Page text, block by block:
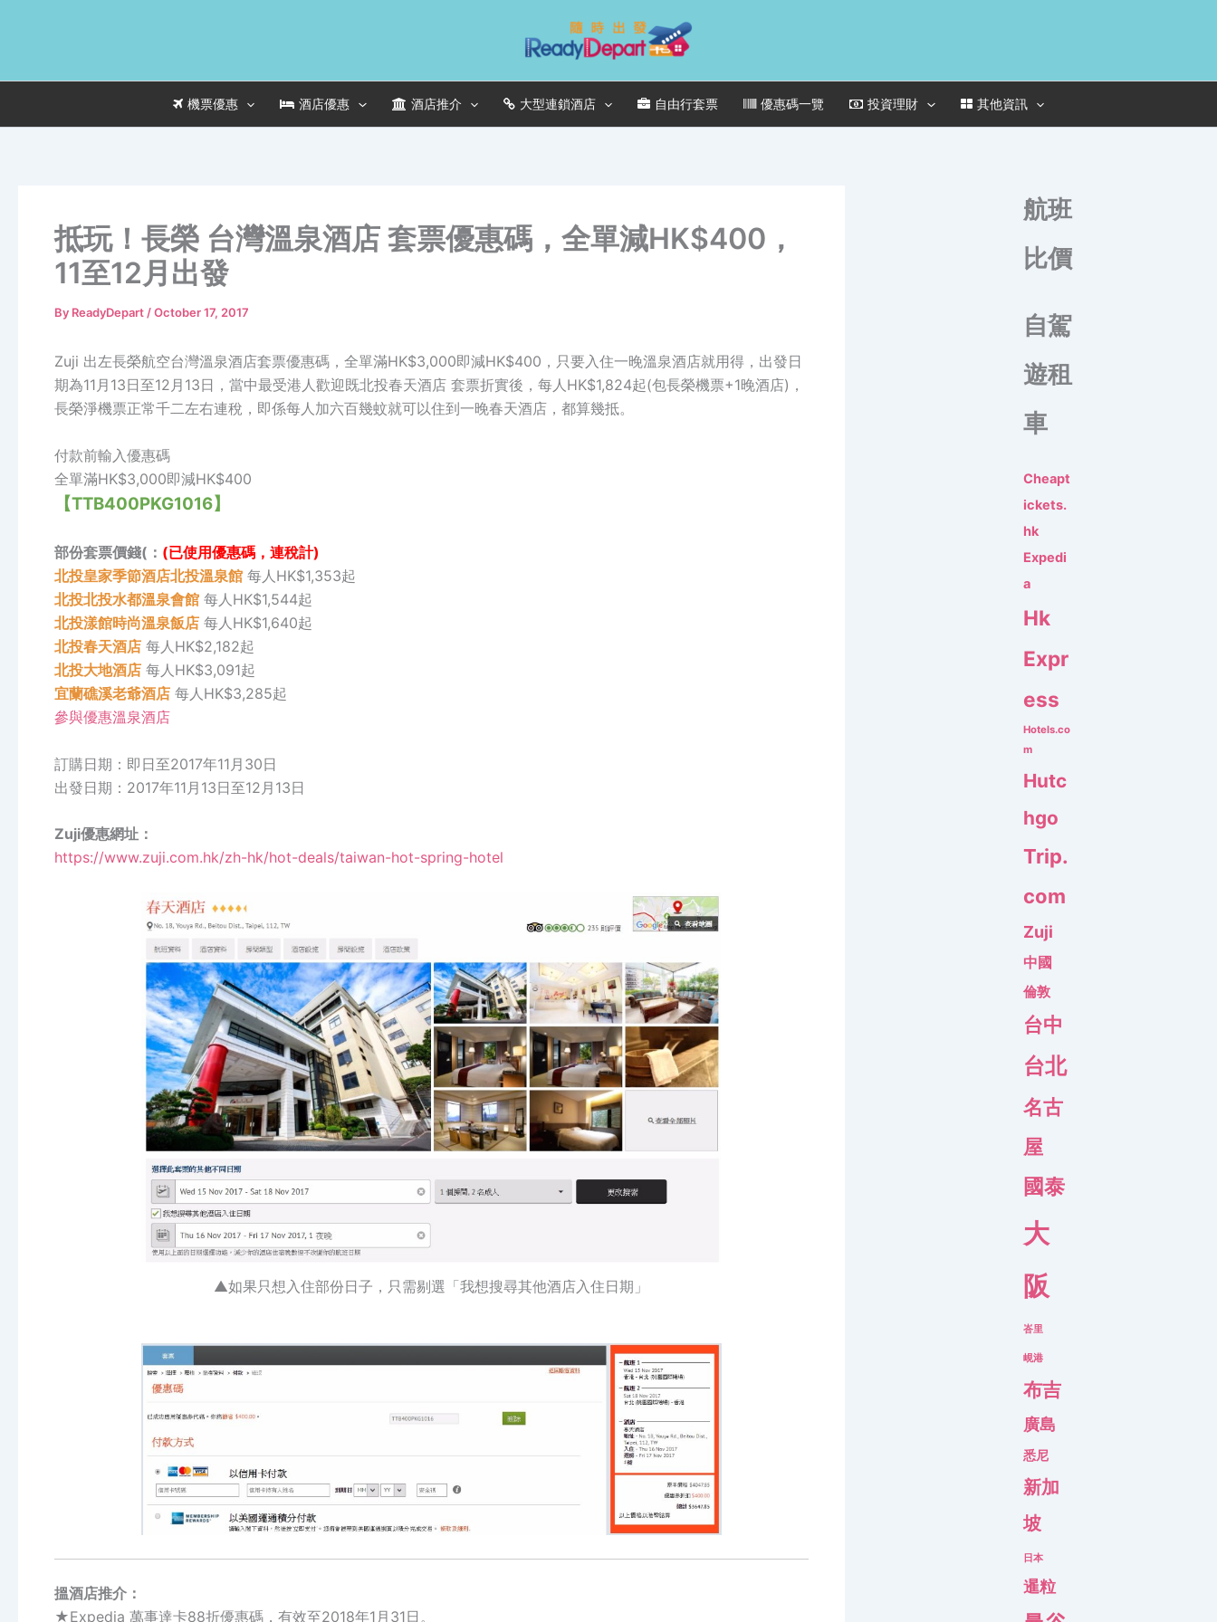
機票優惠 酒店優惠 酒店推介 大型連鎖酒店 自由行套票 優惠碼一覽 投資理財 其他資訊
抵玩！長榮 台灣溫泉酒店 套票優惠碼，全單減HK$400，
11至12月出發
By ReadyDepart /October 17, 2017
Zuji 出左長榮航空台灣溫泉酒店套票優惠碼，全單滿HK$3,000即減HK$400，只要入住一晚溫泉酒店就用得，出發日
期為11月13日至12月13日，當中最受港人歡迎既北投春天酒店 套票折實後，每人HK$1,824起(包長榮機票+1晚酒店)，
長榮淨機票正常千二左右連稅，即係每人加六百幾蚊就可以住到一晚春天酒店，都算幾抵。
付款前輸入優惠碼
全單滿HK$3,000即減HK$400
【TTB400PKG1016】
部份套票價錢(： (已使用優惠碼，連稅計)
北投皇家季節酒店北投溫泉館 每人HK$1,353起
北投北投水都溫泉會館 每人HK$1,544起
北投漾館時尚溫泉飯店 每人HK$1,640起
北投春天酒店 每人HK$2,182起
北投大地酒店 每人HK$3,091起
宜蘭礁溪老爺酒店 每人HK$3,285起
參與優惠溫泉酒店
訂購日期：即日至2017年11月30日
出發日期：2017年11月13日至12月13日
Zuji優惠網址：
https://www.zuji.com.hk/zh-hk/hot-deals/taiwan-hot-spring-hotel
▲如果只想入住部份日子，只需剔選「我想搜尋其他酒店入住日期」
搵酒店推介：
★Expedia 萬事達卡88折優惠碼，有效至2018年1月31日。
航班
比價
自駕
遊租
車
Cheapt
ickets.
hk
Expedi
a
Hk
Expr
ess
Hotels.co
m
Hutc
hgo
Trip.
com
Zuji
中國
倫敦
台中
台北
名古
屋
國泰
大
阪
峇里
峴港
布吉
廣島
悉尼
新加
坡
日本
暹粒